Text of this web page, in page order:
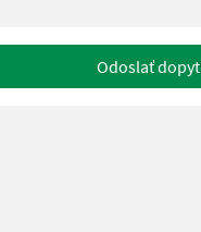
Odoslať dopyt